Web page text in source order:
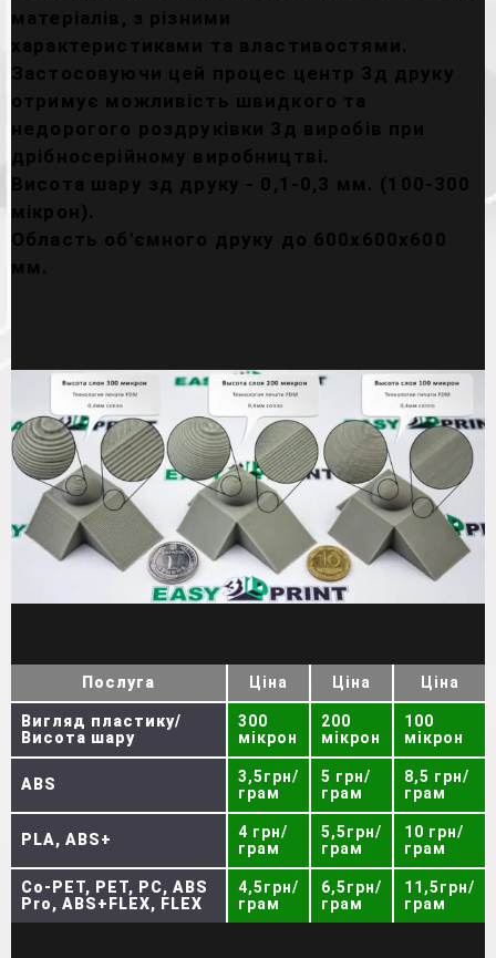
матеріалів, з різними
характеристиками та властивостями.
Застосовуючи цей процес центр 3д друку
отримує можливість швидкого та
недорогого роздруківки 3д виробів при
дрібносерійному виробництві.
Висота шару зд друку - 0,1-0,3 мм. (100-300
мікрон).
Область об'ємного друку до 600х600х600
мм.
Послуга Ціна Ціна Ціна
Вигляд пластику/
Висота шару
300
мікрон
200
мікрон
100
мікрон
ABS
3,5грн/
грам
5 грн/
грам
8,5 грн/
грам
PLA, ABS+
4 грн/
грам
5,5грн/
грам
10 грн/
грам
Co-PET, PET, PC, ABS
Pro, ABS+FLEX, FLEX
4,5грн/
грам
6,5грн/
грам
11,5грн/
грам